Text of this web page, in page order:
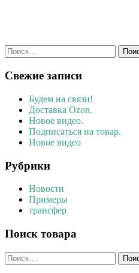
Найти:
Свежие записи
Будем на связи!
Доставка Ozon.
Новое видео.
Подписаться на товар.
Новое видео
Рубрики
Новости
Примеры
трансфер
Поиск товара
Найти: